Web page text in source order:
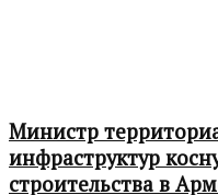
Министр
инфраструктур
строительства в